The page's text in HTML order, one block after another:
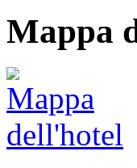
Mappa